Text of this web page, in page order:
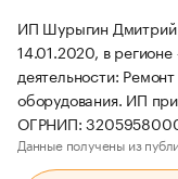
ИП Шурыгин Дмитрий
14.01.2020, в
деятельности:
оборудования. ИП
ОГРНИП:
Данные получены из